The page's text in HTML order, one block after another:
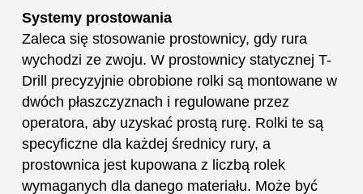
Systemy prostowania
Zaleca się stosowanie prostownicy, gdy rura
wychodzi ze zwoju. W prostownicy statycznej T-
Drill precyzyjnie obrobione rolki są montowane w
dwóch płaszczyznach i regulowane przez
operatora, aby uzyskać prostą rurę. Rolki te są
specyficzne dla każdej średnicy rury, a
prostownica jest kupowana z liczbą rolek
wymaganych dla danego materiału. Może być